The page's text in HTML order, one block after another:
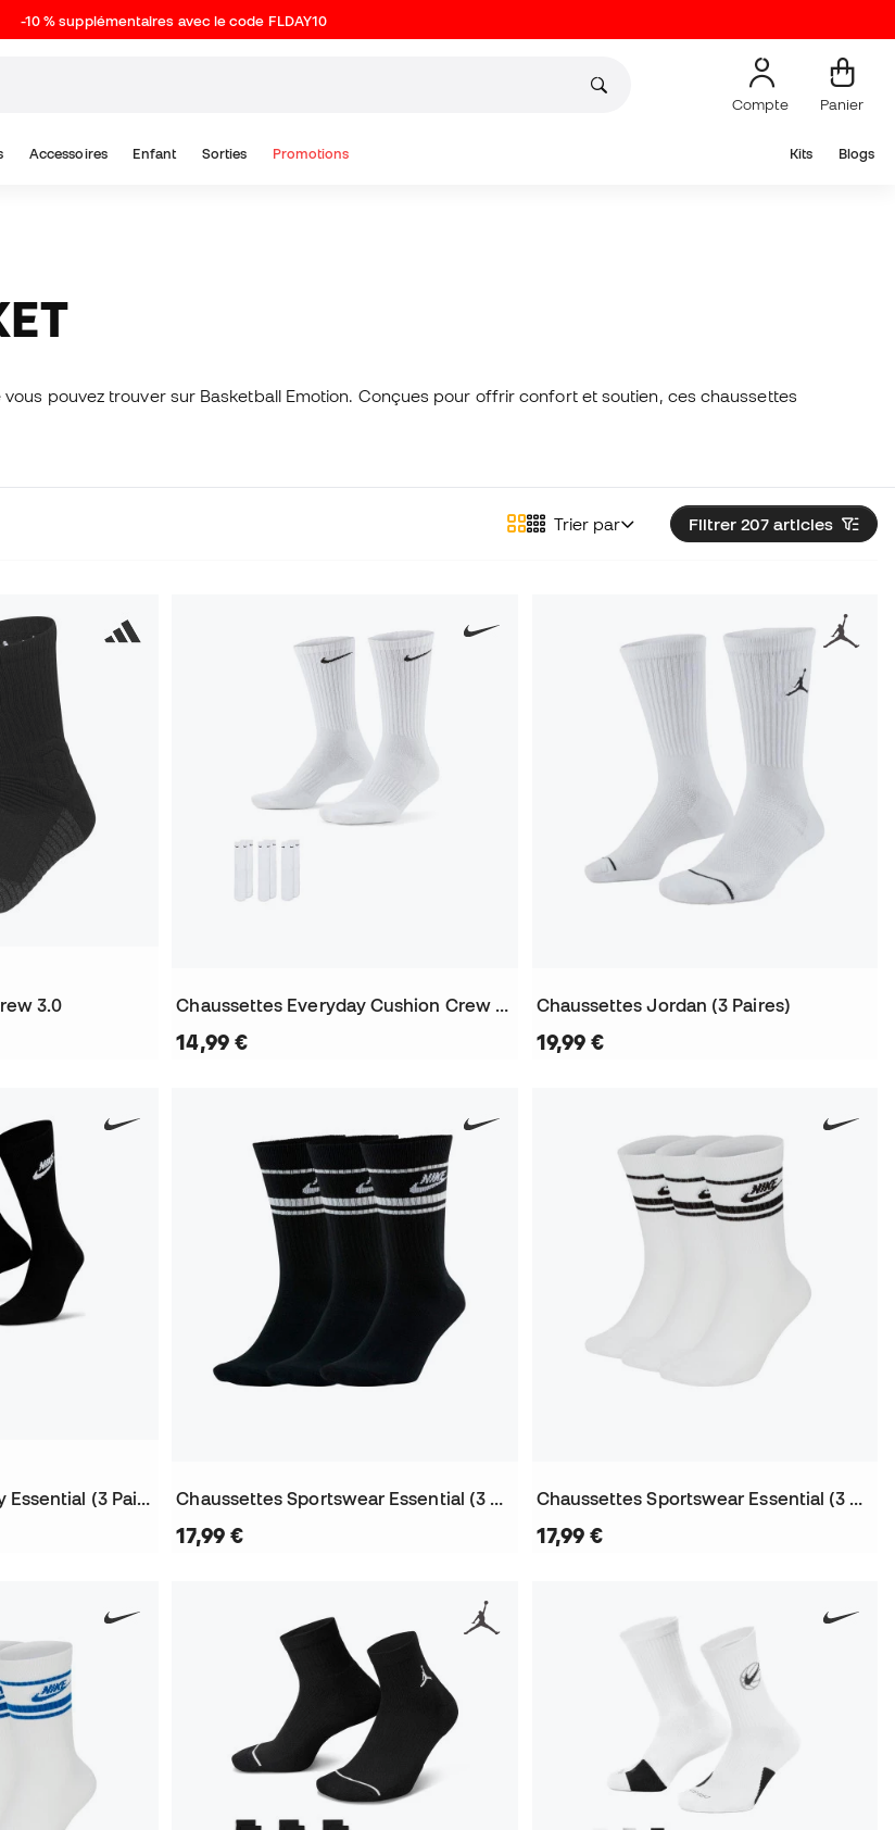
-10 % supplémentaires avec le code FLDAY10
Compte Panier
Accessoires Enfant Sorties Promotions Kits Blogs
pouvez trouver sur Basketball Emotion. Conçues pour offrir confort et soutien, ces chaussettes
Filtrer 207 articles
Trier par
3.0 Chaussettes Everyday Cushion Crew ( Lot de 3 paires)
14,99 €
Chaussettes Jordan (3 Paires)
19,99 €
Chaussettes Everyday Essential (3 Paires)
Chaussettes Sportswear Essential (3 Paires)
17,99 €
Chaussettes Sportswear Essential (3 Paires)
17,99 €